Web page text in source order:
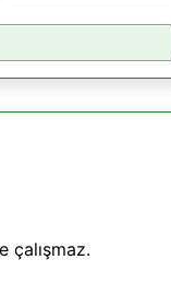
çalışmaz.